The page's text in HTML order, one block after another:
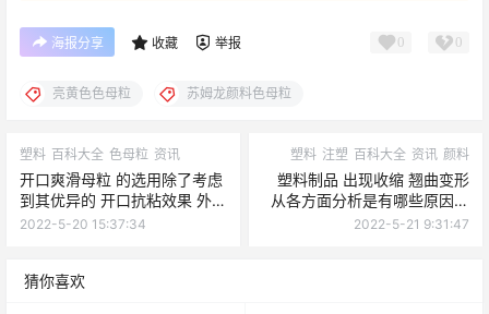
海报分享 收藏 举报 0 0
亮黄色色母粒 苏姆龙颜料色母粒
塑料 百科大全 色母粒 资讯
开口爽滑母粒 的选用除了考虑
到其优异的 开口抗粘效果 外还
要考虑哪些情况？
2022-5-20 15:37:34
塑料 注塑 百科大全 资讯 颜料
塑料制品 出现收缩 翘曲变形
从各方面分析是有哪些原因引
起的？
2022-5-21 9:31:47
猜你喜欢